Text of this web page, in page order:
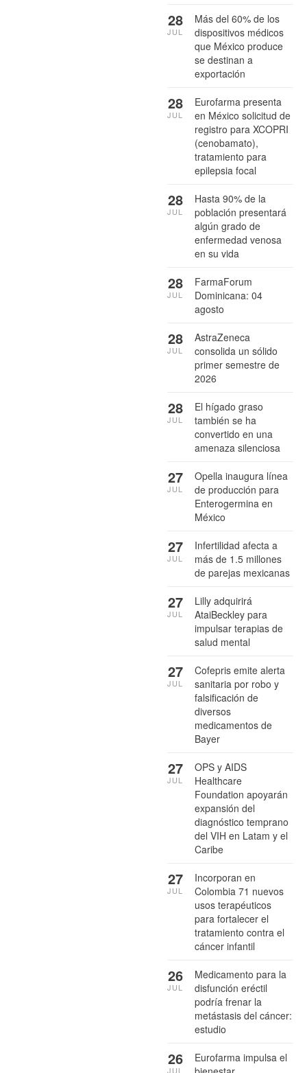
Más del 60% de los
dispositivos médicos
que México produce
se destinan a
exportación
28
JUL
Eurofarma presenta
en México solicitud de
registro para XCOPRI
(cenobamato),
tratamiento para
epilepsia focal
28
JUL
Hasta 90% de la
población presentará
algún grado de
enfermedad venosa
en su vida
28
JUL
FarmaForum
Dominicana: 04
agosto
28
JUL
AstraZeneca
consolida un sólido
primer semestre de
2026
28
JUL
El hígado graso
también se ha
convertido en una
amenaza silenciosa
28
JUL
Opella inaugura línea
de producción para
Enterogermina en
México
27
JUL
Infertilidad afecta a
más de 1.5 millones
de parejas mexicanas
27
JUL
Lilly adquirirá
AtaiBeckley para
impulsar terapias de
salud mental
27
JUL
Cofepris emite alerta
sanitaria por robo y
falsificación de
diversos
medicamentos de
Bayer
27
JUL
OPS y AIDS
Healthcare
Foundation apoyarán
expansión del
diagnóstico temprano
del VIH en Latam y el
Caribe
27
JUL
Incorporan en
Colombia 71 nuevos
usos terapéuticos
para fortalecer el
tratamiento contra el
cáncer infantil
27
JUL
Medicamento para la
disfunción eréctil
podría frenar la
metástasis del cáncer:
estudio
26
JUL
Eurofarma impulsa el
26
JUL